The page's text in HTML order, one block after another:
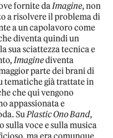
fornite daImagine, non
a risolvere il problema di
a un capolavoro come
diventa quindi un
sua sciattezza tecnica e
Imaginediventa
parte dei brani di
tematiche già trattate in
che qui vengono
appassionata e
SuPlastic Ono Band,
voce e sulla musica